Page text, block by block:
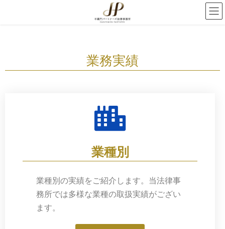
業務実績
業種別
業種別の実績をご紹介します。当法律事
務所では多様な業種の取扱実績がござい
ます。